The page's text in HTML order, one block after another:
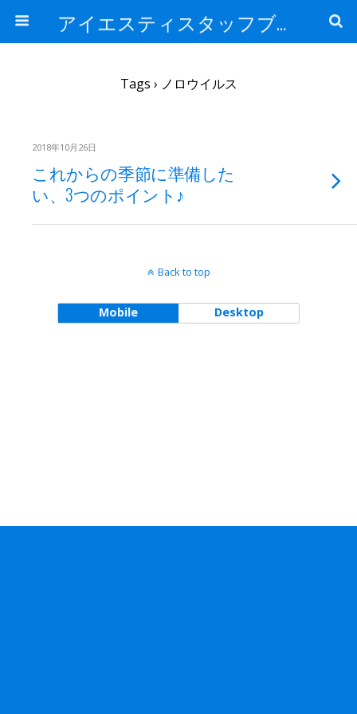
アイエスティスタッフブログ
Tags › ノロウイルス
2018年10月26日
これからの季節に準備した
い、3つのポイント♪
Back to top
Mobile Desktop